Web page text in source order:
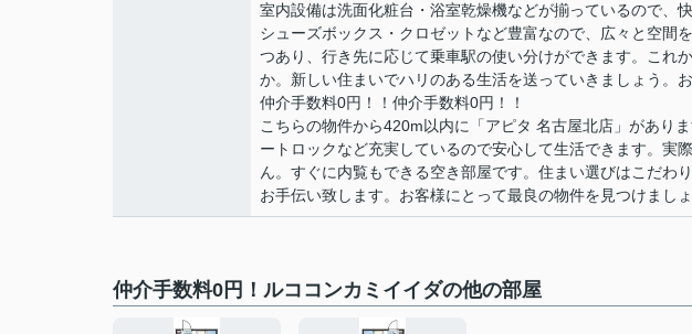
室内設備は洗面化粧台・浴室乾燥機などが揃っているので、
シューズボックス・クロゼットなど豊富なので、広々と空間
つあり、行き先に応じて乗車駅の使い分けができます。これ
か。新しい住まいでハリのある生活を送っていきましょう。
仲介手数料0円！！仲介手数料0円！！
こちらの物件から420m以内に「アピタ 名古屋北店」があり
ートロックなど充実しているので安心して生活できます。実
ん。すぐに内覧もできる空き部屋です。住まい選びはこだわ
お手伝い致します。お客様にとって最良の物件を見つけましょ
仲介手数料0円！ルココンカミイイダの他の部屋